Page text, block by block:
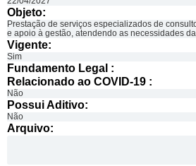
Objeto:
Prestação de serviços especializados de
e apoio à gestão, atendendo as necessidades
Vigente:
Sim
Fundamento Legal :​
Relacionado ao COVID-19 :​
Não
Possui Aditivo:​
Não
Arquivo: